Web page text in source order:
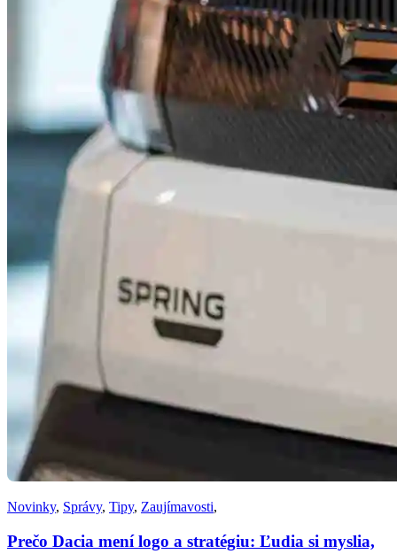
Novinky, Správy, Tipy, Zaujímavosti,
Prečo Dacia mení logo a stratégiu: Ľudia si myslia,